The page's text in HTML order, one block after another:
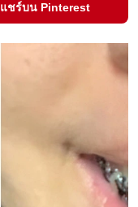
แชร์บน Pinterest